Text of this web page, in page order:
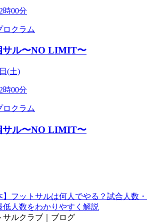
時00分
ロクラム
サル〜NO LIMIT〜
(土)
時00分
ロクラム
サル〜NO LIMIT〜
】フットサルは何人でやる？試合人数・
低人数をわかりやすく解説
サルクラブ｜ブログ